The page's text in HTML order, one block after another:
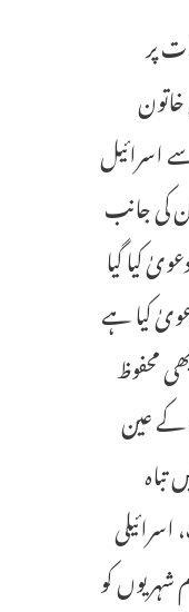
پر
اسرائیل
کی جانب
کیا گیا
کیا ہے
محفوظ
کے عین
کو